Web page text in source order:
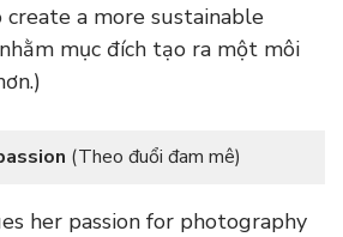
a more sustainable
mục đích tạo ra một môi
(Theo đuổi đam mê)
her passion for photography